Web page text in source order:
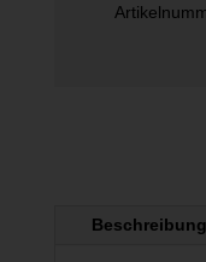
Beschreibung